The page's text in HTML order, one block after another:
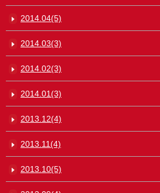
2014.04(5)
2014.03(3)
2014.02(3)
2014.01(3)
2013.12(4)
2013.11(4)
2013.10(5)